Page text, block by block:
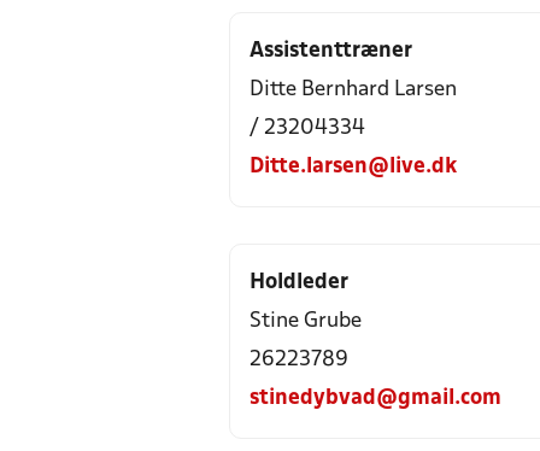
Assistenttræner
Ditte Bernhard Larsen
/ 23204334
Ditte.larsen@live.dk
Holdleder
Stine Grube
26223789
stinedybvad@gmail.com